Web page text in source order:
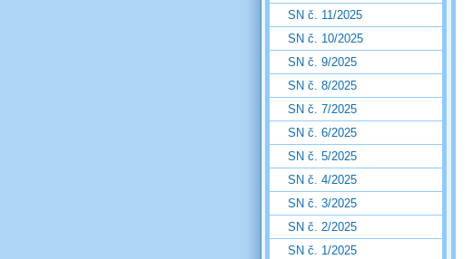
SN č. 11/2025
SN č. 10/2025
SN č. 9/2025
SN č. 8/2025
SN č. 7/2025
SN č. 6/2025
SN č. 5/2025
SN č. 4/2025
SN č. 3/2025
SN č. 2/2025
SN č. 1/2025